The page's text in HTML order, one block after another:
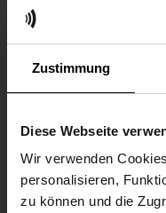
Zustimmung
Diese Webseite
Wir verwenden
personalisieren,
zu können und die
Hier findest Du